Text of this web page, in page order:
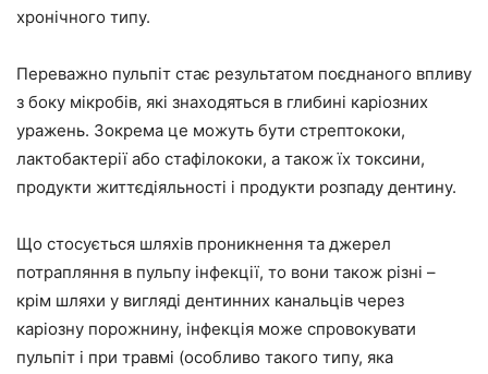
хронічного типу.
Переважно пульпіт стає результатом поєднаного впливу
з боку мікробів, які знаходяться в глибині каріозних
уражень. Зокрема це можуть бути стрептококи,
лактобактерії або стафілококи, а також їх токсини,
продукти життєдіяльності і продукти розпаду дентину.
Що стосується шляхів проникнення та джерел
потрапляння в пульпу інфекції, то вони також різні –
крім шляхи у вигляді дентинних канальців через
каріозну порожнину, інфекція може спровокувати
пульпіт і при травмі (особливо такого типу, яка